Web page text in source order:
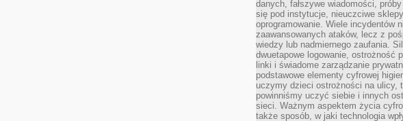
danych, fałszywe wiadomości,
się pod instytucje, nieuczciwe
oprogramowanie. Wiele incydentów
zaawansowanych ataków, lecz z
wiedzy lub nadmiernego zaufania.
dwuetapowe logowanie, ostrożność
linki i świadome zarządzanie
podstawowe elementy cyfrowej
uczymy dzieci ostrożności na ulicy,
powinniśmy uczyć siebie i innych
sieci. Ważnym aspektem życia
także sposób, w jaki technologia